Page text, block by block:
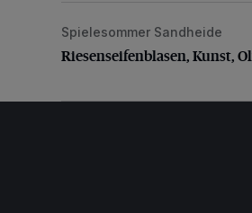
Riesenseifenblasen, Kunst,
Spielesommer Sandheide
Riesenseifenblasen, Kunst,